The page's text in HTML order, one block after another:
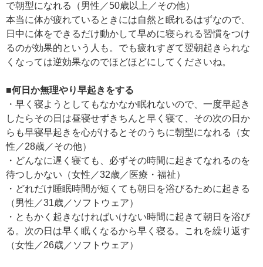
で朝型になれる（男性／50歳以上／その他）
本当に体が疲れているときには自然と眠れるはずなので、
日中に体をできるだけ動かして早めに寝られる習慣をつけ
るのが効果的という人も。でも疲れすぎて翌朝起きられな
くなっては逆効果なのでほどほどにしてくださいね。
■何日か無理やり早起きをする
・早く寝ようとしてもなかなか眠れないので、一度早起き
したらその日は昼寝せずきちんと早く寝て、その次の日か
らも早寝早起きを心がけるとそのうちに朝型になれる（女
性／28歳／その他）
・どんなに遅く寝ても、必ずその時間に起きてなれるのを
待つしかない（女性／32歳／医療・福祉）
・どれだけ睡眠時間が短くても朝日を浴びるために起きる
（男性／31歳／ソフトウェア）
・ともかく起きなければいけない時間に起きて朝日を浴び
る。次の日は早く眠くなるから早く寝る。これを繰り返す
（女性／26歳／ソフトウェア）